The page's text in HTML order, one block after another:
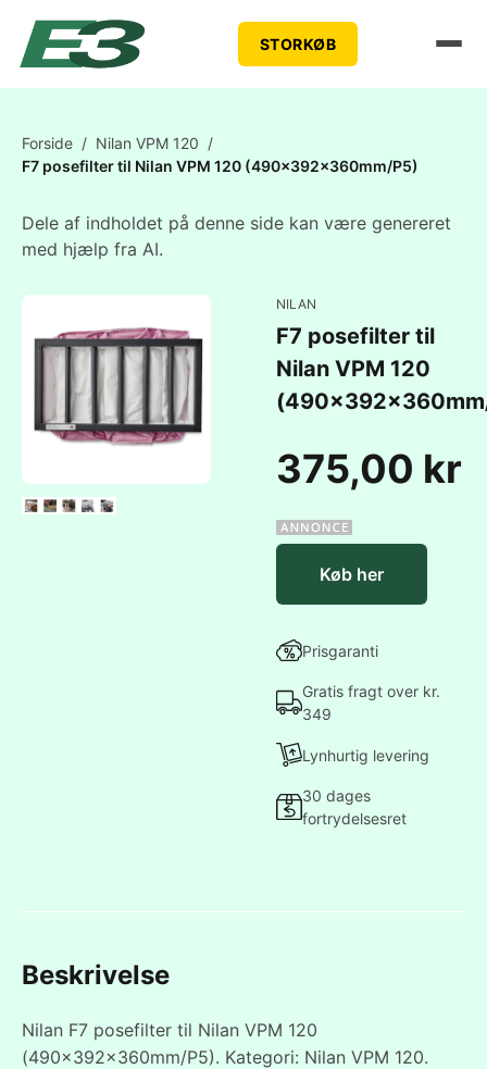
STORKØB
Forside / Nilan VPM 120 /
F7 posefilter til Nilan VPM 120 (490x392x360mm/P5)
Dele af indholdet på denne side kan være genereret
med hjælp fra AI.
NILAN
F7 posefilter til
Nilan VPM 120
375,00 kr
Køb her
Prisgaranti
Gratis fragt over kr.
349
Lynhurtig levering
30 dages
fortrydelsesret
Beskrivelse
Nilan F7 posefilter til Nilan VPM 120
(490x392x360mm/P5). Kategori: Nilan VPM 120.